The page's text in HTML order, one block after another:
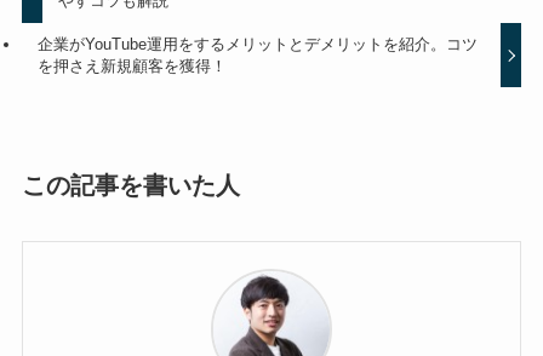
企業がYouTube運用をするメリットとデメリットを紹介。コツ
を押さえ新規顧客を獲得！
この記事を書いた人